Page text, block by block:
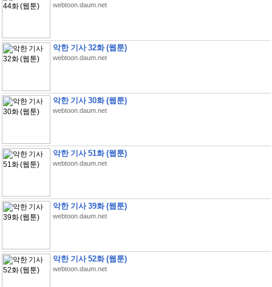
webtoon.daum.net
악한 기사 32화 (웹툰)
webtoon.daum.net
악한 기사 30화 (웹툰)
webtoon.daum.net
악한 기사 51화 (웹툰)
webtoon.daum.net
악한 기사 39화 (웹툰)
webtoon.daum.net
악한 기사 52화 (웹툰)
webtoon.daum.net